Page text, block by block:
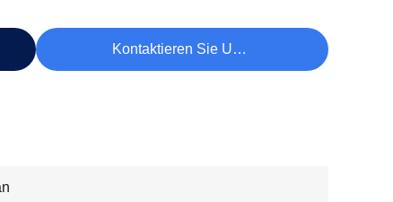
Kontaktieren Sie Uns Jetzt